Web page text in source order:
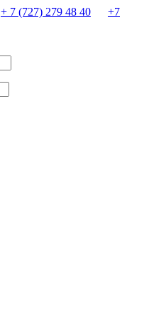
+ 7 (727) 279 48 40
+7